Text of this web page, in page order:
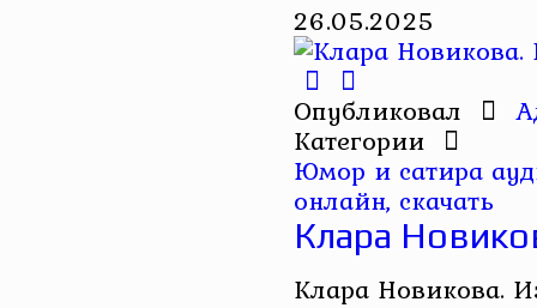
26.05.2025
Опубликовал
Категории
Юмор и сатира
онлайн, скачать
Клара
Клара Новикова.